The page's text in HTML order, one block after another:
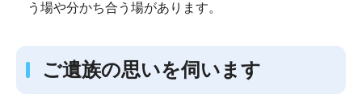
う場や分かち合う場があります。
ご遺族の思いを伺います